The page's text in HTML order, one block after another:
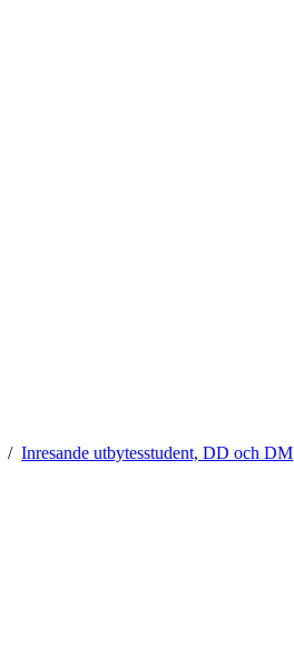
Inresande utbytesstudent, DD och DM